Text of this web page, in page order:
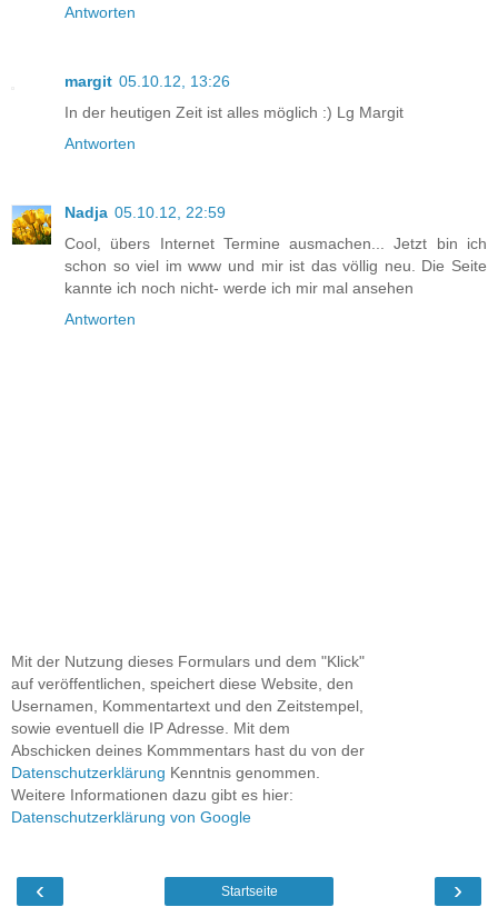
Antworten
margit 05.10.12, 13:26
In der heutigen Zeit ist alles möglich :) Lg Margit
Antworten
Nadja 05.10.12, 22:59
Cool, übers Internet Termine ausmachen... Jetzt bin ich
schon so viel im www und mir ist das völlig neu. Die Seite
kannte ich noch nicht- werde ich mir mal ansehen
Antworten
Mit der Nutzung dieses Formulars und dem "Klick"
auf veröffentlichen, speichert diese Website, den
Usernamen, Kommentartext und den Zeitstempel,
sowie eventuell die IP Adresse. Mit dem
Abschicken deines Kommmentars hast du von der
Datenschutzerklärung Kenntnis genommen.
Weitere Informationen dazu gibt es hier:
Datenschutzerklärung von Google
‹ ›
Startseite